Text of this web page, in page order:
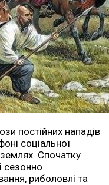
постійних нападів
соціальної
Спочатку
сезонно
риболовлі та